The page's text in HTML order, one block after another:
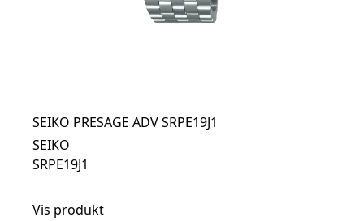
SEIKO PRESAGE ADV SRPE19J1
SEIKO
SRPE19J1
Vis produkt